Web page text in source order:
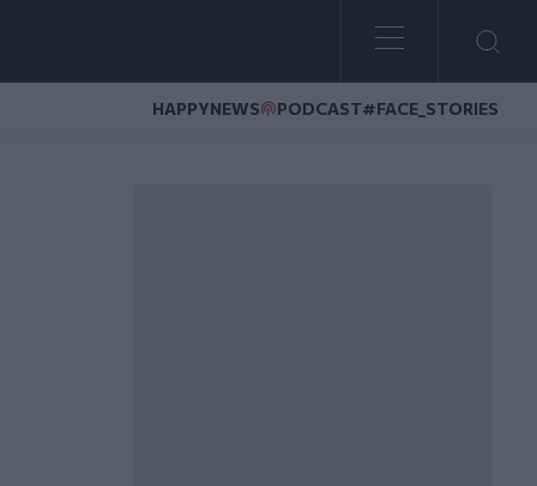
HAPPYNEWS PODCAST#FACE_STORIES